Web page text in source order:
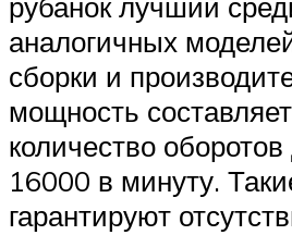
аналогичных
сборки и
мощность
количество оборотов
16000 в минуту.
гарантируют